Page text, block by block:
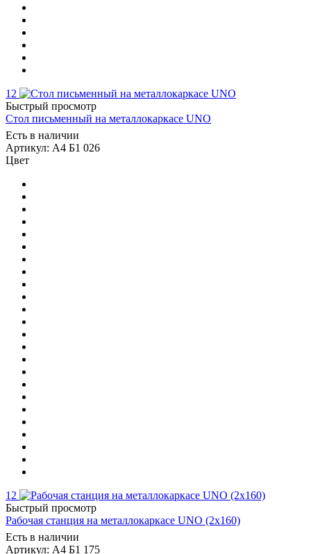
12
Быстрый просмотр
Стол письменный на металлокаркасе UNO
Есть в наличии
Артикул: А4 Б1 026
Цвет
12
Быстрый просмотр
Рабочая станция на металлокаркасе UNO (2х160)
Есть в наличии
Артикул: А4 Б1 175